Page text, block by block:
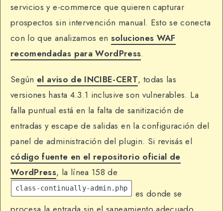
servicios y e-commerce que quieren capturar
prospectos sin intervención manual. Esto se conecta
con lo que analizamos en soluciones WAF
recomendadas para WordPress.
Según el aviso de INCIBE-CERT, todas las
versiones hasta 4.3.1 inclusive son vulnerables. La
falla puntual está en la falta de sanitización de
entradas y escape de salidas en la configuración del
panel de administración del plugin. Si revisás el
código fuente en el repositorio oficial de
WordPress, la línea 158 de
class-continually-admin.php
es donde se